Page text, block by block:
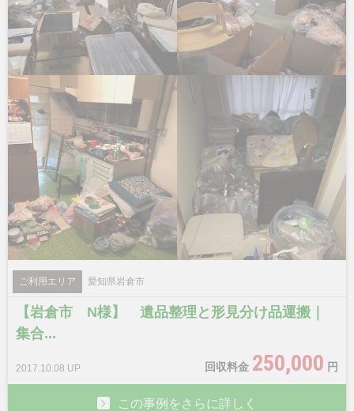
ご利用エリア 愛知県岩倉市
【岩倉市 N様】 遺品整理と形見分け品運搬｜
集合...
2017.10.08 UP 回収料金 250,000 円
この事例をさらに詳しく